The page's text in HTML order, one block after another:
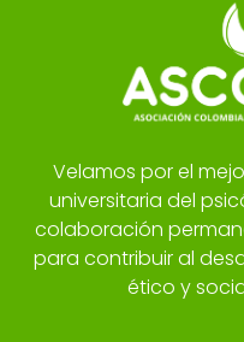
Velamos por el
universitaria del
colaboración
para contribuir al
ético y